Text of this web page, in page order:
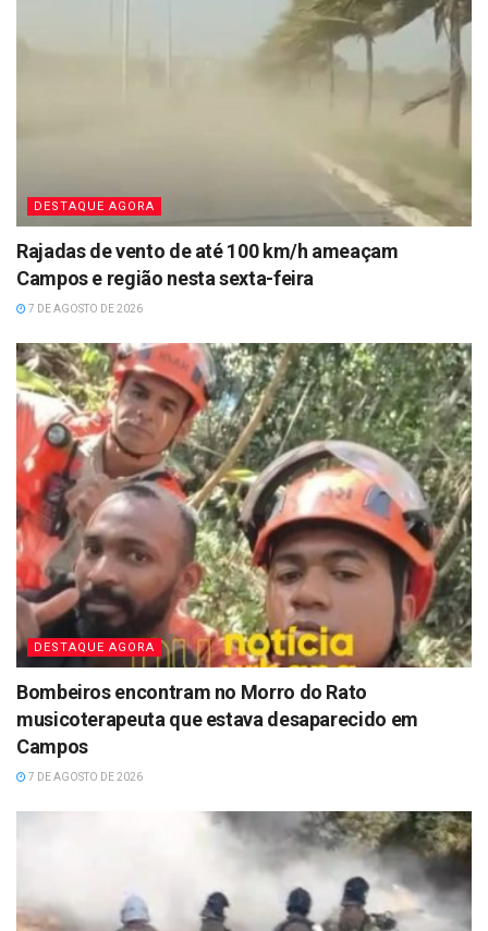
DESTAQUE AGORA
Rajadas de vento de até 100 km/h ameaçam
Campos e região nesta sexta-feira
7 DE AGOSTO DE 2026
DESTAQUE AGORA
Bombeiros encontram no Morro do Rato
musicoterapeuta que estava desaparecido em
Campos
7 DE AGOSTO DE 2026